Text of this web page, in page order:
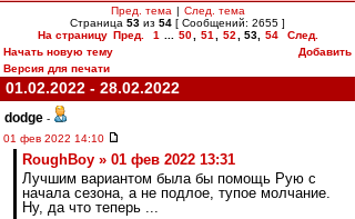
Пред. тема | След. тема
Страница 53 из 54 [ Сообщений: 2655 ]
На страницу Пред. 1 50 51 52 53, 54
След.
Начать новую тему
Добавить
Версия для печати
01.02.2022 - 28.02.2022
dodge -
01 фев 2022 14:10
RoughBoy » 01 фев 2022 13:31
Лучшим вариантом была бы помощь Рую с
начала сезона, а не подлое, тупое молчание.
Ну, да что теперь ...